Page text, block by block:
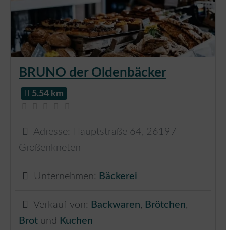
BRUNO der Oldenbäcker
5.54 km
Adresse: Hauptstraße 64, 26197
Großenkneten
Unternehmen: Bäckerei
Verkauf von: Backwaren, Brötchen,
Brot und Kuchen